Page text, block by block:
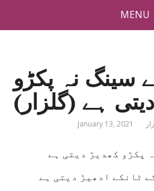
MENU
سینگ نہ پکڑو
ہے (گلزار)
January 13, 2021
پکڑو کھدیڑ دیتی ہے
ٹانکے ادھیڑ دیتی ہے